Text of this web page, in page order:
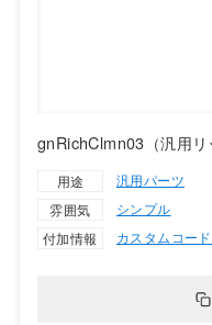
gnRichClmn03（汎用リ
用途
汎用パーツ
雰囲気
シンプル
付加情報
カスタムコー